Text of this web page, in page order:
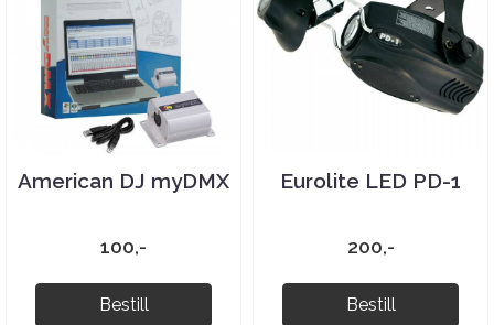
American DJ myDMX
100,-
Bestill
Eurolite LED PD-1
200,-
Bestill